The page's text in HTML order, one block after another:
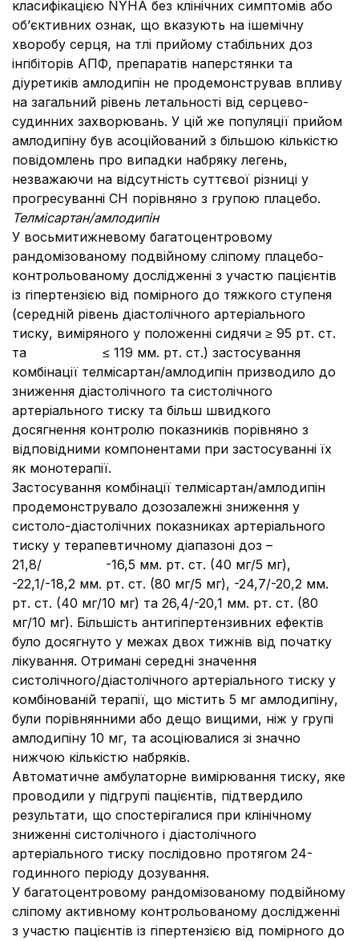
класифікацією NYHA без клінічних симптомів або
об’єктивних ознак, що вказують на ішемічну
хворобу серця, на тлі прийому стабільних доз
інгібіторів АПФ, препаратів наперстянки та
діуретиків амлодипін не продемонстрував впливу
на загальний рівень летальності від серцево-
судинних захворювань. У цій же популяції прийом
амлодипіну був асоційований з більшою кількістю
повідомлень про випадки набряку легень,
незважаючи на відсутність суттєвої різниці у
прогресуванні СН порівняно з групою плацебо.
Телмісартан/амлодипін
У восьмитижневому багатоцентровому
рандомізованому подвійному сліпому плацебо-
контрольованому дослідженні з участю пацієнтів
із гіпертензією від помірного до тяжкого ступеня
(середній рівень діастолічного артеріального
тиску, виміряного у положенні сидячи ≥ 95 рт. ст.
та
≤ 119 мм. рт. ст.) застосування
комбінації телмісартан/амлодипін призводило до
зниження діастолічного та систолічного
артеріального тиску та більш швидкого
досягнення контролю показників порівняно з
відповідними компонентами при застосуванні їх
як монотерапії.
Застосування комбінації телмісартан/амлодипін
продемонструвало дозозалежні зниження у
систоло-діастолічних показниках артеріального
тиску у терапевтичному діапазоні доз –
21,8/
-16,5 мм. рт. ст. (40 мг/5 мг),
-22,1/-18,2 мм. рт. ст. (80 мг/5 мг), -24,7/-20,2 мм.
рт. ст. (40 мг/10 мг) та 26,4/-20,1 мм. рт. ст. (80
мг/10 мг). Більшість антигіпертензивних ефектів
було досягнуто у межах двох тижнів від початку
лікування. Отримані середні значення
систолічного/діастолічного артеріального тиску у
комбінованій терапії, що містить 5 мг амлодипіну,
були порівнянними або дещо вищими, ніж у групі
амлодипіну 10 мг, та асоціювалися зі значно
нижчою кількістю набряків.
Автоматичне амбулаторне вимірювання тиску, яке
проводили у підгрупі пацієнтів, підтвердило
результати, що спостерігалися при клінічному
зниженні систолічного і діастолічного
артеріального тиску послідовно протягом 24-
годинного періоду дозування.
У багатоцентровому рандомізованому подвійному
сліпому активному контрольованому дослідженні
з участю пацієнтів із гіпертензією від помірного до